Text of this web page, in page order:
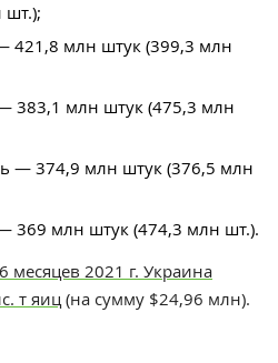
421,8 млн штук (399,3 млн
383,1 млн штук (475,3 млн
— 374,9 млн штук (376,5 млн
369 млн штук (474,3 млн шт.).
месяцев 2021 г. Украина
т яиц(на сумму $24,96 млн).